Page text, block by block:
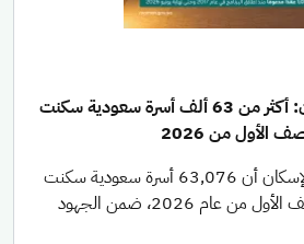
وزارة البلديات والإسكان: أكثر من 63 ألف أسرة سعودية سكنت
الأول من 2026
كشفت وزارة البلديات والإسكان أن 63,076 أسرة سعودية سكنت
مسكنها الأول خلال النصف الأول من عام 2026، ضمن الجهود